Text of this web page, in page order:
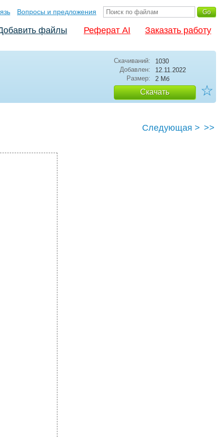
Вопросы и предложения
файлы Реферат AI Заказать работу
Скачиваний:
1030
Добавлен:
12.11.2022
Размер:
2 Мб
Скачать ☆
Следующая > >>